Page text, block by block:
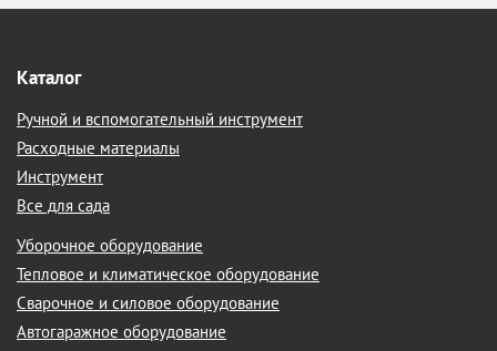
Каталог
Ручной и вспомогательный инструмент
Расходные материалы
Инструмент
Все для сада
Уборочное оборудование
Тепловое и климатическое оборудование
Сварочное и силовое оборудование
Автогаражное оборудование